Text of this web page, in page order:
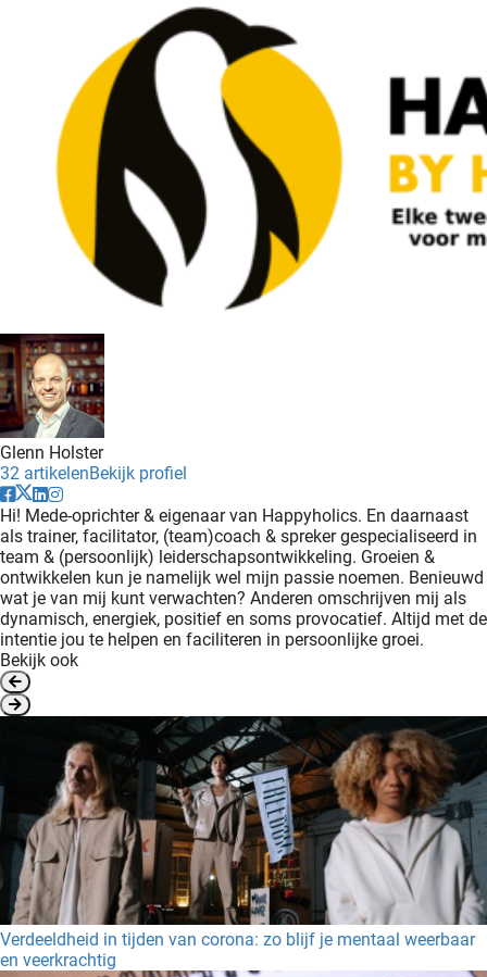
Glenn Holster
32 artikelenBekijk profiel
Hi! Mede-oprichter & eigenaar van Happyholics. En daarnaast
als trainer, facilitator, (team)coach & spreker gespecialiseerd in
team & (persoonlijk) leiderschapsontwikkeling. Groeien &
ontwikkelen kun je namelijk wel mijn passie noemen. Benieuwd
wat je van mij kunt verwachten? Anderen omschrijven mij als
dynamisch, energiek, positief en soms provocatief. Altijd met de
intentie jou te helpen en faciliteren in persoonlijke groei.
Bekijk ook
Verdeeldheid in tijden van corona: zo blijf je mentaal weerbaar
en veerkrachtig